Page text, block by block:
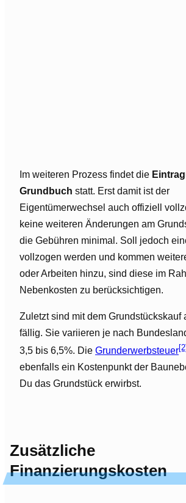
Im weiteren Prozess findet die
Grundbuch statt. Erst damit ist der
Eigentümerwechsel auch offiziell
keine weiteren Änderungen am
die Gebühren minimal. Soll jedoch
vollzogen werden und kommen
oder Arbeiten hinzu, sind diese im
Nebenkosten zu berücksichtigen.
Zuletzt sind mit dem Grundstückskauf
fällig. Sie variieren je nach
3,5 bis 6,5%. Die Grunderwerbsteuer[2]
ebenfalls ein Kostenpunkt der
Du das Grundstück erwirbst.
Zusätzliche
Finanzierungskosten